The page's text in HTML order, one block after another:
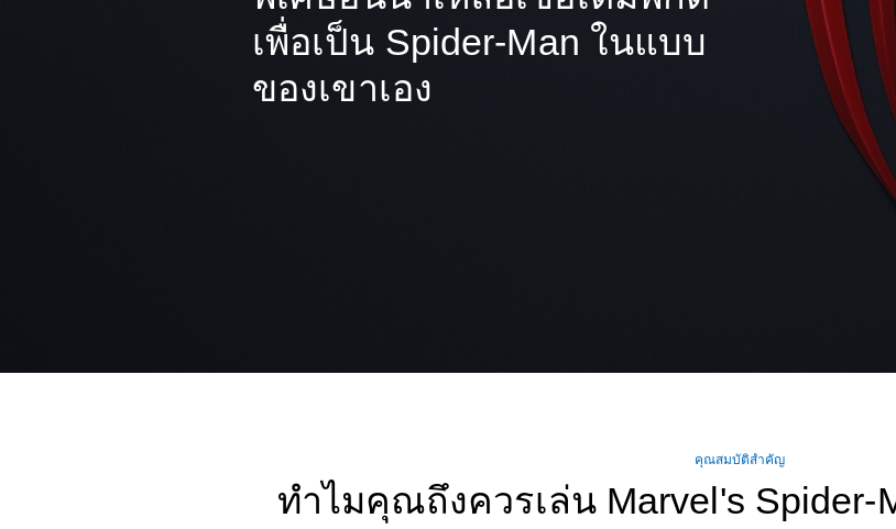
เพื่อเป็น Spider-Man ในแบบ
ของเขาเอง
คุณสมบัติสำคัญ
ทำไมคุณถึงควรเล่น Marvel's Spider-